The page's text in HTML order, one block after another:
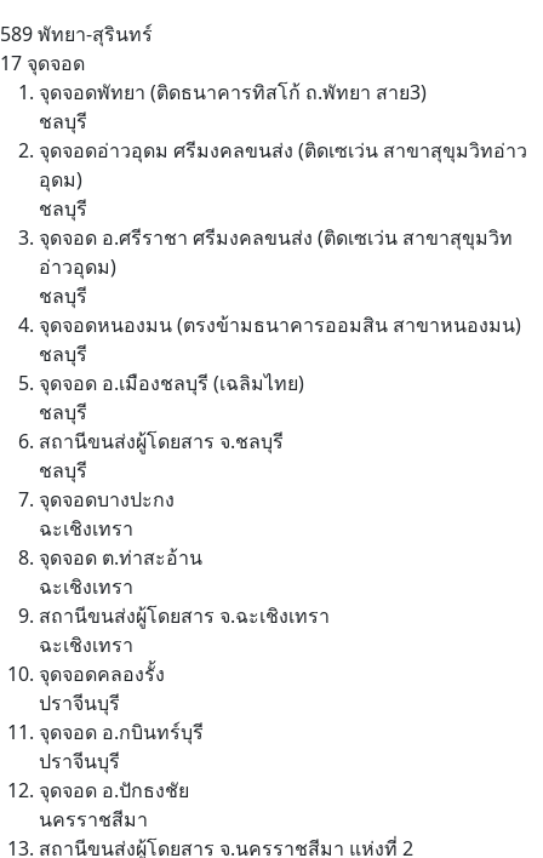
589พัทยา-สุรินทร์
17 จุดจอด
จุดจอดพัทยา (ติดธนาคารทิสโก้ ถ.พัทยา สาย3)
ชลบุรี
จุดจอดอ่าวอุดม ศรีมงคลขนส่ง (ติดเซเว่น สาขาสุขุมวิทอ่าว
อุดม)
ชลบุรี
จุดจอด อ.ศรีราชา ศรีมงคลขนส่ง (ติดเซเว่น สาขาสุขุมวิท
อ่าวอุดม)
ชลบุรี
จุดจอดหนองมน (ตรงข้ามธนาคารออมสิน สาขาหนองมน)
ชลบุรี
จุดจอด อ.เมืองชลบุรี (เฉลิมไทย)
ชลบุรี
สถานีขนส่งผู้โดยสาร จ.ชลบุรี
ชลบุรี
จุดจอดบางปะกง
ฉะเชิงเทรา
จุดจอด ต.ท่าสะอ้าน
ฉะเชิงเทรา
สถานีขนส่งผู้โดยสาร จ.ฉะเชิงเทรา
ฉะเชิงเทรา
จุดจอดคลองรั้ง
ปราจีนบุรี
จุดจอด อ.กบินทร์บุรี
ปราจีนบุรี
จุดจอด อ.ปักธงชัย
นครราชสีมา
สถานีขนส่งผู้โดยสาร จ.นครราชสีมา แห่งที่ 2